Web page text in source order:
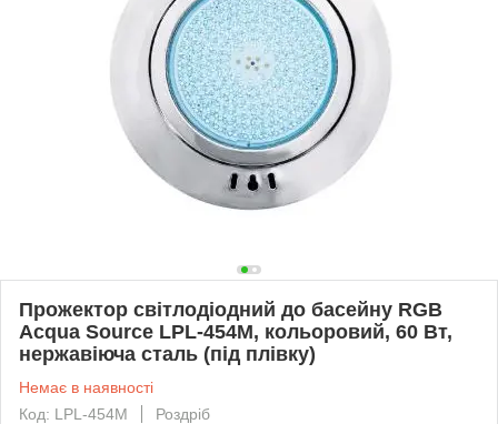
Прожектор світлодіодний до басейну RGB
Acqua Source LPL-454M, кольоровий, 60 Вт,
нержавіюча сталь (під плівку)
Немає в наявності
Код: LPL-454M
Роздріб